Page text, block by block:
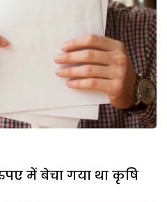
में बेचा गया था कृषि